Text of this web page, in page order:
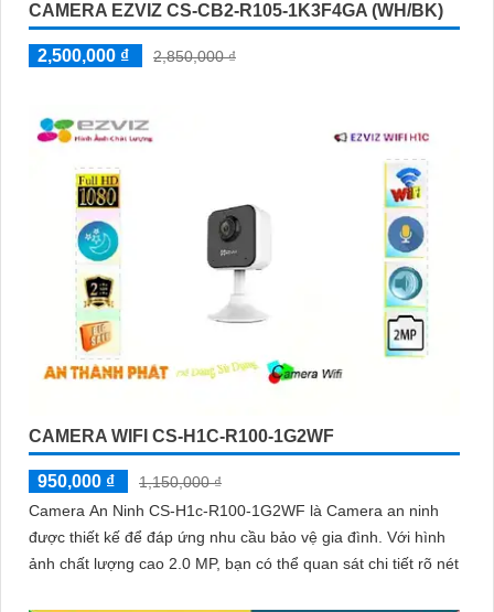
CAMERA EZVIZ CS-CB2-R105-1K3F4GA (WH/BK)
2,500,000 ₫ 2,850,000 ₫
CAMERA WIFI CS-H1C-R100-1G2WF
950,000 ₫
1,150,000 ₫
Camera An Ninh CS-H1c-R100-1G2WF là Camera an ninh
được thiết kế để đáp ứng nhu cầu bảo vệ gia đình. Với hình
ảnh chất lượng cao 2.0 MP, bạn có thể quan sát chi tiết rõ nét